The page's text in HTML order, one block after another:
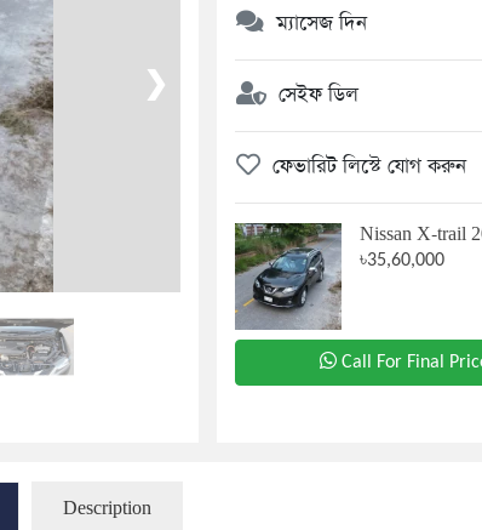
❯
ম্যাসেজ দিন
সেইফ ডিল
ফেভারিট লিস্টে যোগ করুন
Nissan X-trail
৳35,60,000
Call For Final
Description